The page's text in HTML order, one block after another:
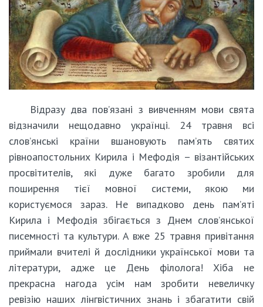
Відразу два пов’язані з вивченням мови свята
відзначили нещодавно українці. 24 травня всі
слов’янські країни вшановують пам’ять святих
рівноапостольних Кирила і Мефодія – візантійських
просвітителів, які дуже багато зробили для
поширення тієї мовної системи, якою ми
користуємося зараз. Не випадково день пам’яті
Кирила і Мефодія збігається з Днем слов’янської
писемності та культури. А вже 25 травня привітання
приймали вчителі й дослідники української мови та
літератури, адже це День філолога! Хіба не
прекрасна нагода усім нам зробити невеличку
ревізію наших лінгвістичних знань і збагатити свій